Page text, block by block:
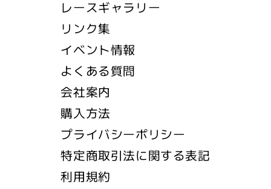
レースギャラリー
リンク集
イベント情報
よくある質問
会社案内
購入方法
プライバシーポリシー
特定商取引法に関する表記
利用規約